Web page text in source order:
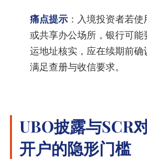
痛点提示 ：入境投资者若
或共享办公场所，银行可能
运地址核实，应在续期前确
满足查册与收信要求。
UBO披露与SCR
开户的隐形门槛